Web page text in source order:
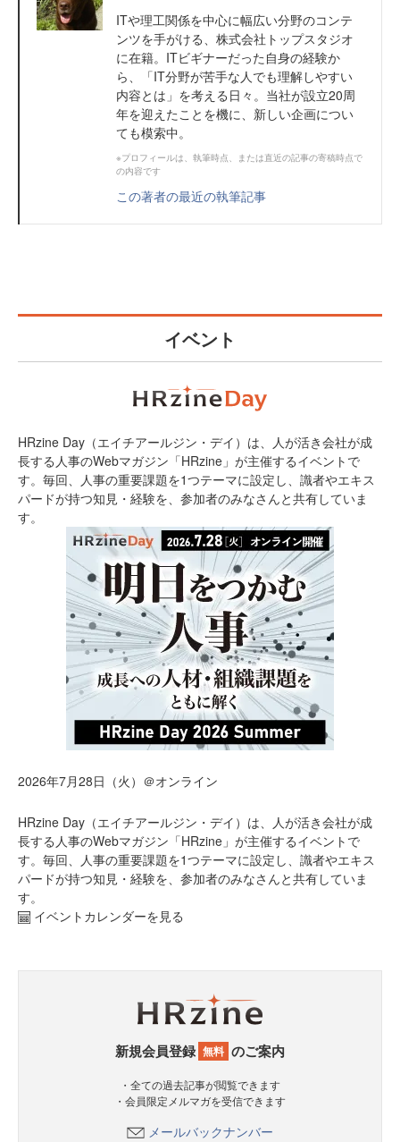
ITや理工関係を中心に幅広い分野のコンテ
ンツを手がける、株式会社トップスタジオ
に在籍。ITビギナーだった自身の経験か
ら、「IT分野が苦手な人でも理解しやすい
内容とは」を考える日々。当社が設立20周
年を迎えたことを機に、新しい企画につい
ても模索中。
※プロフィールは、執筆時点、または直近の記事の寄稿時点で
の内容です
この著者の最近の執筆記事
イベント
HRzine Day（エイチアールジン・デイ）は、人が活き会社が成
長する人事のWebマガジン「HRzine」が主催するイベントで
す。毎回、人事の重要課題を1つテーマに設定し、識者やエキス
パードが持つ知見・経験を、参加者のみなさんと共有していま
す。
2026年7月28日（火）＠オンライン
HRzine Day（エイチアールジン・デイ）は、人が活き会社が成
長する人事のWebマガジン「HRzine」が主催するイベントで
す。毎回、人事の重要課題を1つテーマに設定し、識者やエキス
パードが持つ知見・経験を、参加者のみなさんと共有していま
す。
イベントカレンダーを見る
新規会員登録 無料 のご案内
・全ての過去記事が閲覧できます
・会員限定メルマガを受信できます
メールバックナンバー